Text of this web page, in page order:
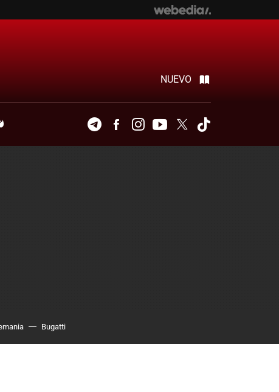
NUEVO
TelegramFacebookInstagramYoutubeTwitter
Bugatti